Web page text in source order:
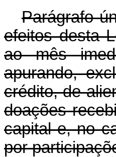
Parágrafo
efeitos desta
ao mês
apurando,
crédito, de
doações
capital e, no
por